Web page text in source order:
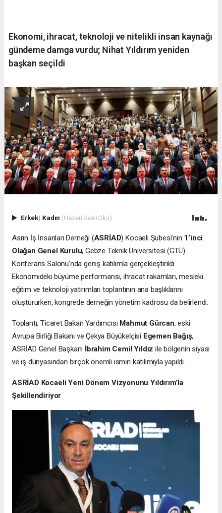
Ekonomi, ihracat, teknoloji ve nitelikli insan kaynağı
gündeme damga vurdu; Nihat Yıldırım yeniden
başkan seçildi
Erkek| Kadın (Haberi Sesli Oku)
Asrın İş İnsanları Derneği (ASRİAD) Kocaeli Şubesi’nin 1’inci
Olağan Genel Kurulu, Gebze Teknik Üniversitesi (GTÜ)
Konferans Salonu’nda geniş katılımla gerçekleştirildi.
Ekonomideki büyüme performansı, ihracat rakamları, mesleki
eğitim ve teknoloji yatırımları toplantının ana başlıklarını
oluştururken, kongrede derneğin yönetim kadrosu da belirlendi.
Toplantı, Ticaret Bakan Yardımcısı Mahmut Gürcan, eski
Avrupa Birliği Bakanı ve Çekya Büyükelçisi Egemen Bağış,
ASRİAD Genel Başkanı İbrahim Cemil Yıldız ile bölgenin siyasi
ve iş dünyasından birçok önemli ismin katılımıyla yapıldı.
ASRİAD Kocaeli Yeni Dönem Vizyonunu Yıldırım’la
Şekillendiriyor